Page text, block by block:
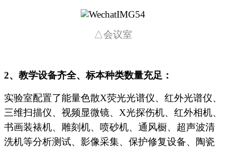
△会议室
2、教学设备齐全、标本种类数量充足：
实验室配置了能量色散X荧光光谱仪、红外光谱仪、
三维扫描仪、视频显微镜、X光探伤机、红外相机、
书画装裱机、雕刻机、喷砂机、通风橱、超声波清
洗机等分析测试、影像采集、保护修复设备、陶瓷